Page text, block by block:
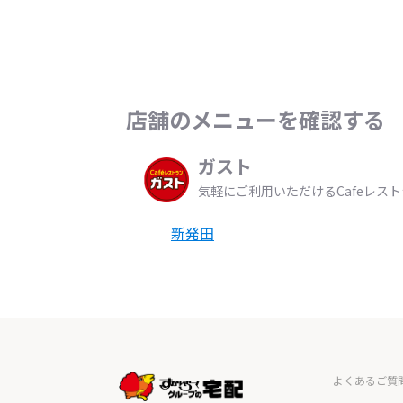
店舗のメニューを確認する
ガスト
気軽にご利用いただけるCafeレス
新発田
よくあるご質